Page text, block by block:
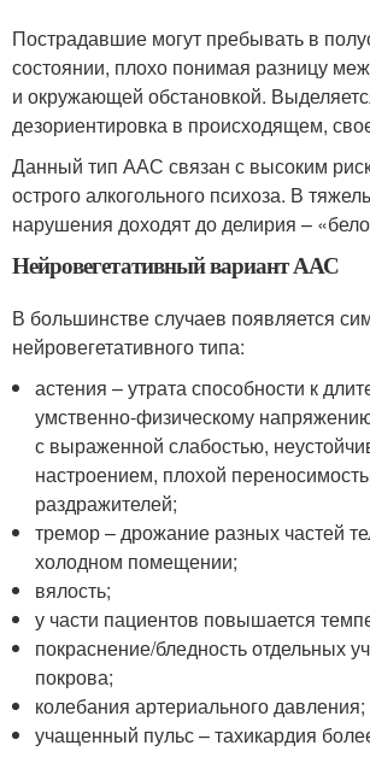
Пострадавшие могут пребывать в
состоянии, плохо понимая разницу
и окружающей обстановкой.
дезориентировка в происходящем,
Данный тип ААС связан с высоким
острого алкогольного психоза. В
нарушения доходят до делирия –
Нейровегетативный вариант ААС
В большинстве случаев появляется
нейровегетативного типа:
астения – утрата способности к
умственно-физическому
с выраженной слабостью,
настроением, плохой
раздражителей;
тремор – дрожание разных частей
холодном помещении;
вялость;
у части пациентов повышается
покраснение/бледность отдельных
покрова;
колебания артериального давления;
учащенный пульс – тахикардия